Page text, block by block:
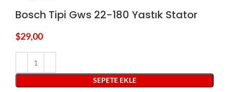
Bosch Tipi Gws 22-180 Yastık Stator
$29,00
SEPETE EKLE